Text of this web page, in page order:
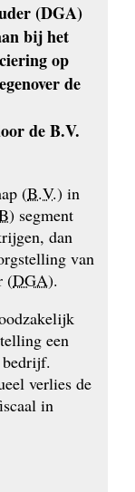
(DGA)
bij het
op
de
de B.V.
(B.V.) in
) segment
dan
van
(DGA).
een
verlies de
in